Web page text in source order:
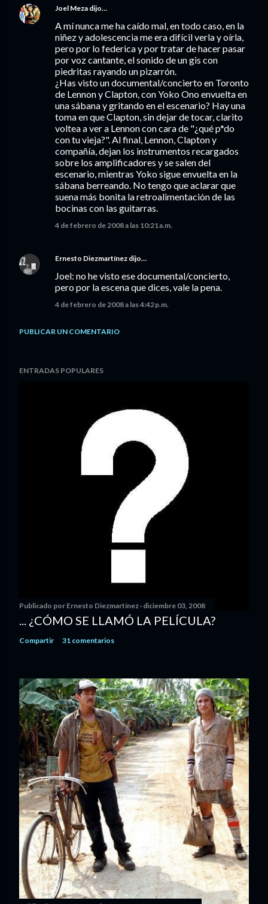
Joel Meza dijo…
A mí nunca me ha caído mal, en todo caso, en la
niñez y adolescencia me era difícil verla y oírla,
pero por lo federica y por tratar de hacer pasar
por voz cantante, el sonido de un gis con
piedritas rayando un pizarrón.
¿Has visto un documental/concierto en Toronto
de Lennon y Clapton, con Yoko Ono envuelta en
una sábana y gritando en el escenario? Hay una
toma en que Clapton, sin dejar de tocar, clarito
voltea a ver a Lennon con cara de "¿qué p*do
con tu vieja?". Al final, Lennon, Clapton y
compañía, dejan los instrumentos recargados
sobre los amplificadores y se salen del
escenario, mientras Yoko sigue envuelta en la
sábana berreando. No tengo que aclarar que
suena más bonita la retroalimentación de las
bocinas con las guitarras.
4 de febrero de 2008 a las 10:21 a.m.
Ernesto Diezmartínez dijo…
Joel: no he visto ese documental/concierto,
pero por la escena que dices, vale la pena.
4 de febrero de 2008 a las 4:42 p.m.
PUBLICAR UN COMENTARIO
ENTRADAS POPULARES
Publicado por Ernesto Diezmartínez diciembre 03, 2008
... ¿CÓMO SE LLAMÓ LA PELÍCULA?
Compartir 31 comentarios